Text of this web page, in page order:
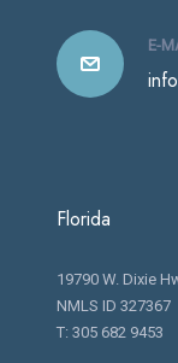
E-
Florida
19790 W. Dixie
NMLS ID 327367
T: 305 682 9453